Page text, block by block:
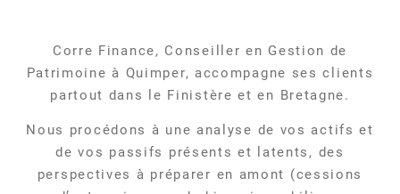
Corre Finance, Conseiller en Gestion de
Patrimoine à Quimper, accompagne ses clients
partout dans le Finistère et en Bretagne.
Nous procédons à une analyse de vos actifs et
de vos passifs présents et latents, des
perspectives à préparer en amont (cessions